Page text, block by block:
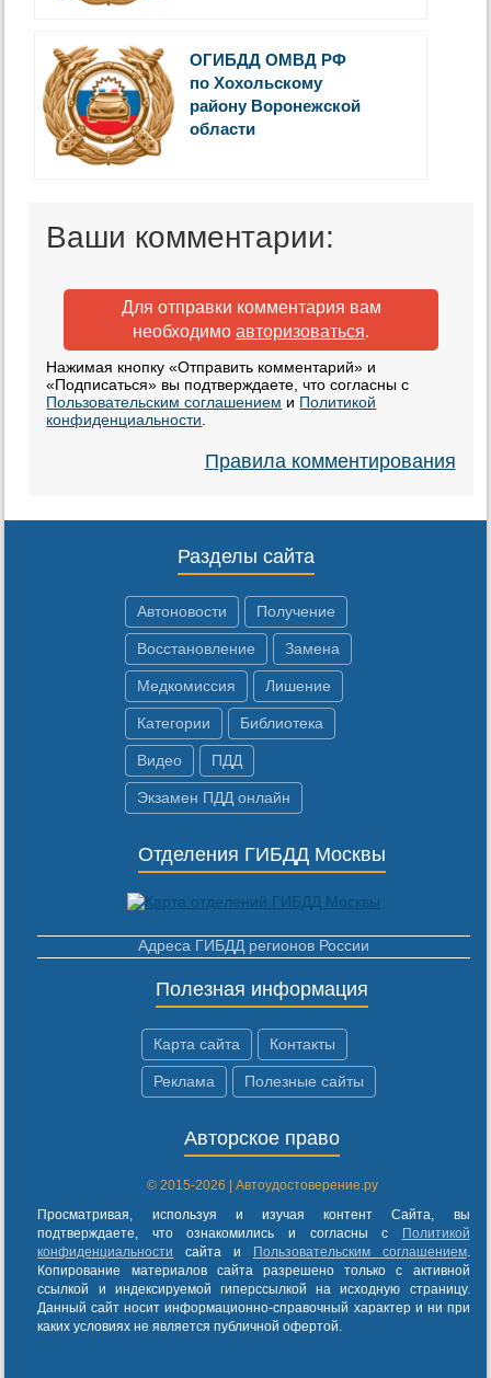
ОГИБДД ОМВД РФ
по Хохольскому
району Воронежской
области
Ваши комментарии:
Для отправки комментария вам
необходимо авторизоваться.
Нажимая кнопку «Отправить комментарий» и
«Подписаться» вы подтверждаете, что согласны с
Пользовательским соглашением и Политикой
конфиденциальности
Правила комментирования
Разделы сайта
Автоновости Получение
Восстановление Замена
Медкомиссия Лишение
Категории Библиотека
Видео ПДД
Экзамен ПДД онлайн
Отделения ГИБДД Москвы
Адреса ГИБДД регионов России
Полезная информация
Карта сайта Контакты
Реклама Полезные сайты
Авторское право
© 2015-2026 | Автоудостоверение.ру
Просматривая, используя и изучая контент Сайта, вы
подтверждаете, что ознакомились и согласны с
Политикой
конфиденциальности
сайта и Пользовательским соглашением.
Копирование материалов сайта разрешено только с активной
ссылкой и индексируемой гиперссылкой на исходную страницу.
Данный сайт носит информационно-справочный характер и ни при
каких условиях не является публичной офертой.